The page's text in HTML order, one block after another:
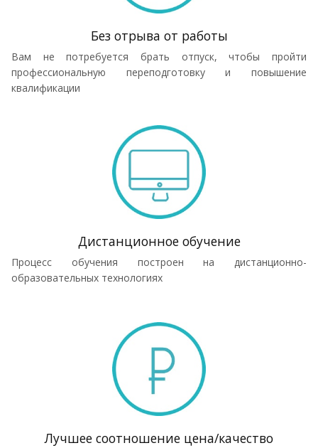
Без отрыва от работы
Вам не потребуется брать отпуск, чтобы пройти
профессиональную переподготовку и повышение
квалификации
Дистанционное обучение
Процесс обучения построен на дистанционно-
образовательных технологиях
Лучшее соотношение цена/качество